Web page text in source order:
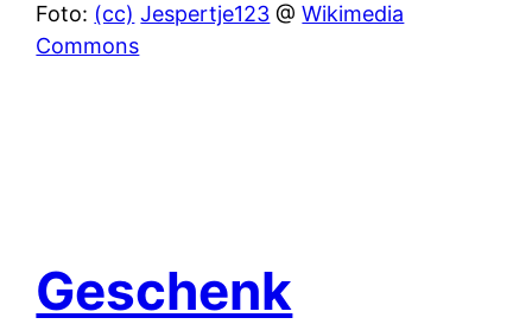
Foto: (cc) Jespertje123 @Wikimedia
Commons
Geschenk